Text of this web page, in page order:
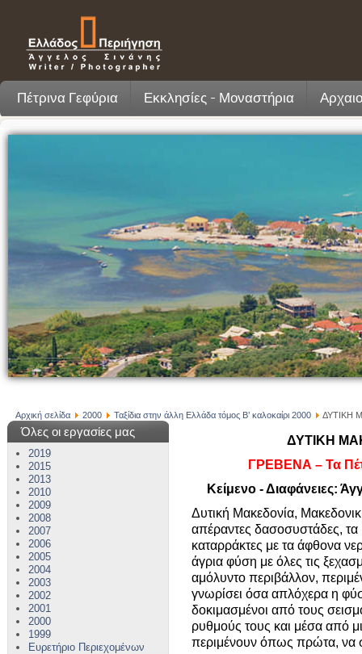
Πέτρινα Γεφύρια Εκκλησίες - Μοναστήρια
Αρχική σελίδα 2000 Ταξίδια στην άλλη Ελλάδα τόμος Β’ καλοκαίρι 2000 ΔΥΤΙΚΗ
Όλες οι εργασίες μας
2019
2015
2013
2010
2009
2008
2007
2006
2005
2004
2003
2002
2001
2000
1999
Ευρετήριο Περιεχομένων
ΔΥΤΙΚΗ
ΓΡΕΒΕΝΑ – Τα
Κείμενο - Διαφάνειες:
Δυτική Μακεδονία,
απέραντες δασοσυστάδες, τα
καταρράκτες με τα άφθονα
άγρια φύση με όλες τις
αμόλυντο περιβάλλον,
γνωρίσει όσα απλόχερα η
δοκιμασμένοι από τους
ρυθμούς τους και μέσα από
περιμένουν όπως πρώτα, να